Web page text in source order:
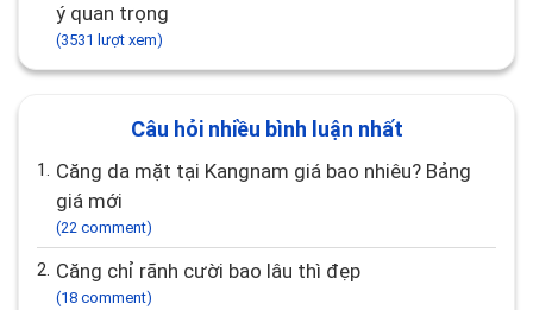
ý quan trọng
(3531 lượt xem)
Câu hỏi nhiều bình luận nhất
1. Căng da mặt tại Kangnam giá bao nhiêu? Bảng
giá mới
(22 comment)
2. Căng chỉ rãnh cười bao lâu thì đẹp
(18 comment)